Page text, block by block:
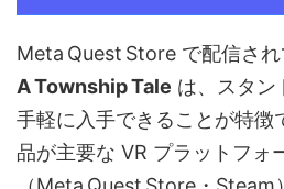
Meta Quest Store で配信され
A Township Tale は、スタン
手軽に入手できることが特徴
品が主要な VR プラットフォ